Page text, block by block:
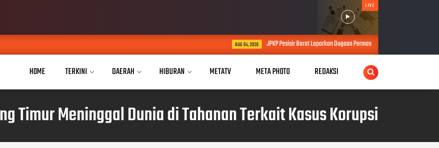
LIVE
JPKP Pesisir Barat Laporkan Dugaan Permasalahan Proyek SPAM Senilai Lebih dari Rp4 Miliar ke
HOME TERKINI DAERAH HIBURAN METATV META PHOTO REDAKSI
Timur Meninggal Dunia di Tahanan Terkait Kasus Korupsi